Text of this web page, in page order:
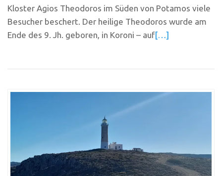
Kloster Agios Theodoros im Süden von Potamos viele
Besucher beschert. Der heilige Theodoros wurde am
Ende des 9. Jh. geboren, in Koroni – auf[…]